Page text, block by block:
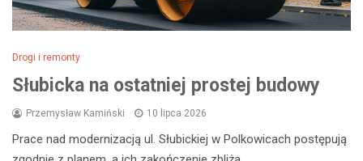
Drogi i remonty
Słubicka na ostatniej prostej budowy
Przemysław Kamiński 10 lipca 2026
Prace nad modernizacją ul. Słubickiej w Polkowicach postępują